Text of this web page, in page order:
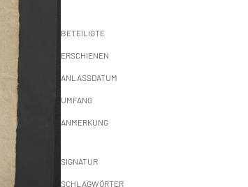
BETEILIGTE
ERSCHIENEN
ANLASSDATUM
UMFANG
ANMERKUNG
SIGNATUR
SCHLAGWÖRTER